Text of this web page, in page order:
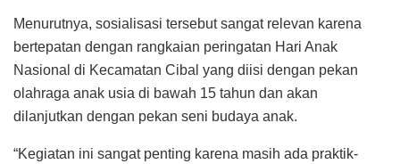
Menurutnya, sosialisasi tersebut sangat relevan karena
bertepatan dengan rangkaian peringatan Hari Anak
Nasional di Kecamatan Cibal yang diisi dengan pekan
olahraga anak usia di bawah 15 tahun dan akan
dilanjutkan dengan pekan seni budaya anak.
“Kegiatan ini sangat penting karena masih ada praktik-